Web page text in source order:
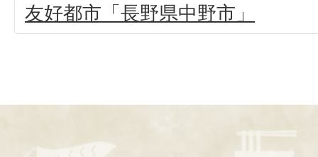
友好都市「長野県中野市」